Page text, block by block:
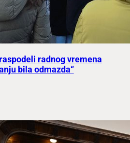
radnog vremena
bila odmazda“